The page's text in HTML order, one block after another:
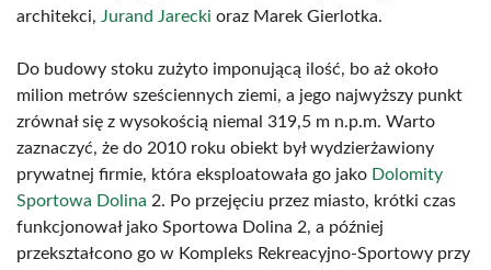
architekci, Jurand Jarecki oraz Marek Gierlotka.
Do budowy stoku zużyto imponującą ilość, bo aż około
milion metrów sześciennych ziemi, a jego najwyższy punkt
zrównał się z wysokością niemal 319,5 m n.p.m. Warto
zaznaczyć, że do 2010 roku obiekt był wydzierżawiony
prywatnej firmie, która eksploatowała go jako Dolomity
Sportowa Dolina 2. Po przejęciu przez miasto, krótki czas
funkcjonował jako Sportowa Dolina 2, a później
przekształcono go w Kompleks Rekreacyjno-Sportowy przy